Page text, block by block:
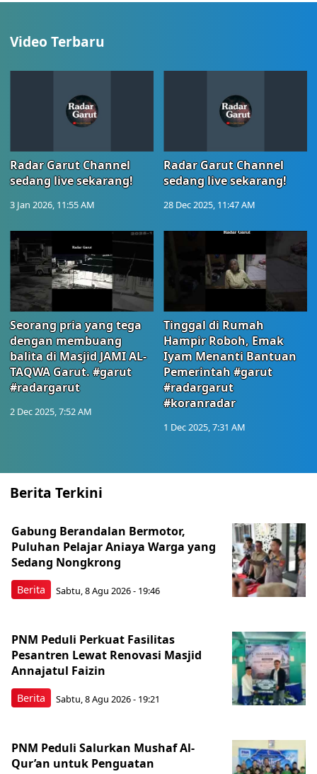
Video Terbaru
Radar Garut Channel
sedang live sekarang!
3 Jan 2026, 11:55 AM
Radar Garut Channel
sedang live sekarang!
28 Dec 2025, 11:47 AM
Seorang pria yang tega
dengan membuang
balita di Masjid JAMI AL-
TAQWA Garut. #garut
#radargarut
2 Dec 2025, 7:52 AM
Tinggal di Rumah
Hampir Roboh, Emak
Iyam Menanti Bantuan
Pemerintah #garut
#radargarut
#koranradar
1 Dec 2025, 7:31 AM
Berita Terkini
Berita
Gabung Berandalan Bermotor,
Puluhan Pelajar Aniaya Warga yang
Sedang Nongkrong
Sabtu, 8 Agu 2026 - 19:46
Berita
PNM Peduli Perkuat Fasilitas
Pesantren Lewat Renovasi Masjid
Annajatul Faizin
Sabtu, 8 Agu 2026 - 19:21
PNM Peduli Salurkan Mushaf Al-
Qur’an untuk Penguatan